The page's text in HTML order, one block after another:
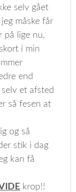
selv gået
måske får
på lige nu,
i min
end
et afsted
så fesen at
og så
stik i dag
kan få
krop!!